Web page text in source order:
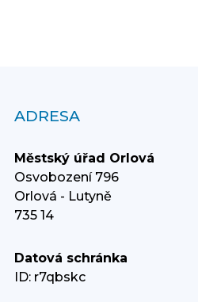
ADRESA
Městský úřad Orlová
Osvobození 796
Orlová - Lutyně
735 14
Datová schránka
ID: r7qbskc